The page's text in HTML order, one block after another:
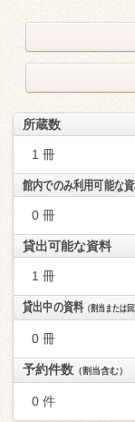
所蔵数
1 冊
館内でのみ利用可能な
0 冊
貸出可能な資料
1 冊
貸出中の資料（割当または回
0 冊
予約件数 （割当含む）
0 件